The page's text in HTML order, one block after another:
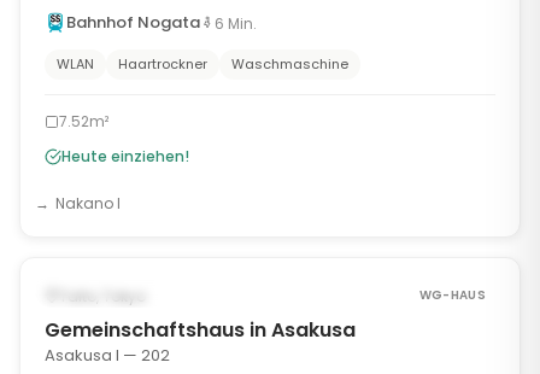
Bahnhof Nogata
6 Min.
WLAN Haartrockner Waschmaschine
7.52m²
Heute einziehen!
Nakano I
Taito, Tokyo WG-HAUS
Gemeinschaftshaus in Asakusa
Asakusa I — 202